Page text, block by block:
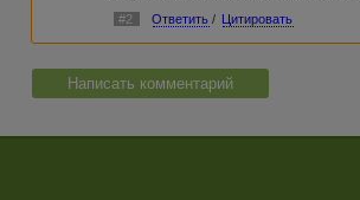
#2 Ответить / Цитировать
Написать комментарий